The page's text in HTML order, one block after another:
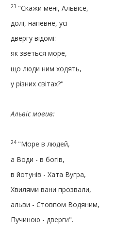
23 "Скажи мені, Альвісе,
долі, напевне, усі
двергу відомі:
як зветься море,
що люди ним ходять,
у різних світах?"
Альвіс мовив:
24 "Море в людей,
а Води - в богів,
в йотунів - Хата Вугра,
Хвилями вани прозвали,
альви - Стовпом Водяним,
Пучиною - дверги".